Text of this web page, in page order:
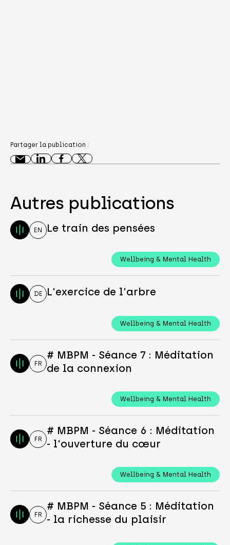
Partager la publication :
Autres publications
EN Le train des pensées
Wellbeing & Mental Health
DE L'exercice de l'arbre
Wellbeing & Mental Health
FR
# MBPM - Séance 7 : Méditation
de la connexion
Wellbeing & Mental Health
FR
# MBPM - Séance 6 : Méditation
- l'ouverture du cœur
Wellbeing & Mental Health
FR
# MBPM - Séance 5 : Méditation
- la richesse du plaisir